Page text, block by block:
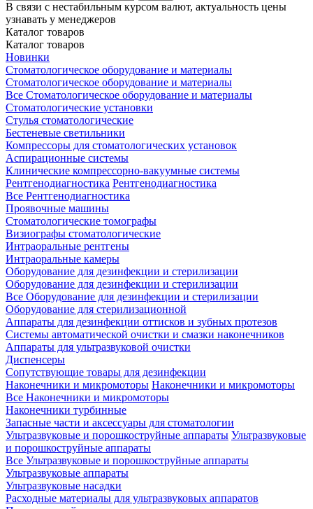
В связи с нестабильным курсом валют, актуальность цены
узнавать у менеджеров
Каталог товаров
Каталог товаров
Новинки
Стоматологическое оборудование и материалы
Стоматологическое оборудование и материалы
Все Стоматологическое оборудование и материалы
Стоматологические установки
Стулья стоматологические
Бестеневые светильники
Компрессоры для стоматологических установок
Аспирационные системы
Клинические компрессорно-вакуумные системы
Рентгенодиагностика Рентгенодиагностика
Все Рентгенодиагностика
Проявочные машины
Стоматологические томографы
Визиографы стоматологические
Интраоральные рентгены
Интраоральные камеры
Оборудование для дезинфекции и стерилизации
Оборудование для дезинфекции и стерилизации
Все Оборудование для дезинфекции и стерилизации
Оборудование для стерилизационной
Аппараты для дезинфекции оттисков и зубных протезов
Системы автоматической очистки и смазки наконечников
Аппараты для ультразвуковой очистки
Диспенсеры
Сопутствующие товары для дезинфекции
Наконечники и микромоторы Наконечники и микромоторы
Все Наконечники и микромоторы
Наконечники турбинные
Запасные части и аксессуары для стоматологии
Ультразвуковые и порошкоструйные аппараты Ультразвуковые
и порошкоструйные аппараты
Все Ультразвуковые и порошкоструйные аппараты
Ультразвуковые аппараты
Ультразвуковые насадки
Расходные материалы для ультразвуковых аппаратов